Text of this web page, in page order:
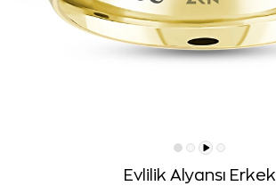
Evlilik Alyansı Erkek